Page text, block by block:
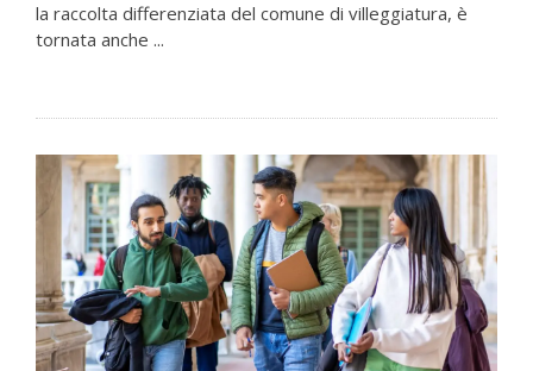
la raccolta differenziata del comune di villeggiatura, è
tornata anche ...